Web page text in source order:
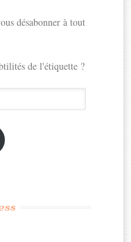
désabonner à tout
de l'étiquette ?